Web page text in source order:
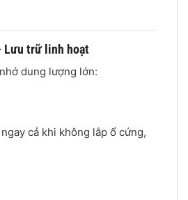
Lưu trữ linh hoạt
dung lượng lớn:
cả khi không lắp ổ cứng,